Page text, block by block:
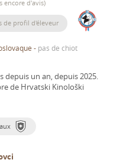
encore d'avis)
de profil d'éleveur
- pas de chiot
depuis un an, depuis 2025.
de Hrvatski Kinološki